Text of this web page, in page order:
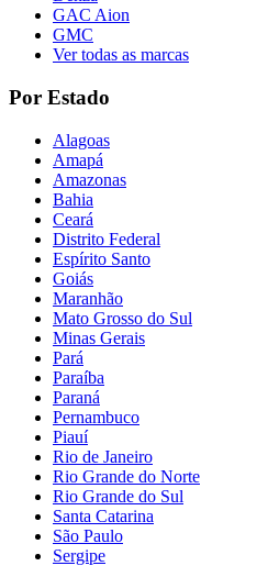
GAC Aion
GMC
Ver todas as marcas
Por Estado
Alagoas
Amapá
Amazonas
Bahia
Ceará
Distrito Federal
Espírito Santo
Goiás
Maranhão
Mato Grosso do Sul
Minas Gerais
Pará
Paraíba
Paraná
Pernambuco
Piauí
Rio de Janeiro
Rio Grande do Norte
Rio Grande do Sul
Santa Catarina
São Paulo
Sergipe